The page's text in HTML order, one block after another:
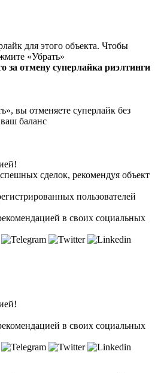
для этого объекта. Чтобы
«Убрать»
за отмену суперлайка риэлтинги
вы отменяете суперлайк без
баланс
сделок, рекомендуя объект
пользователей
в своих социальных
в своих социальных